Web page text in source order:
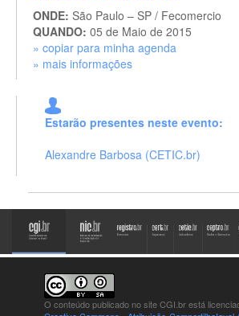
ONDE: São Paulo – SP / Fecomercio
QUANDO: 05 de Maio de 2015
» copiar para minha agenda
» mais informações
Estarão presentes neste evento:
Alexandre Barbosa (CETIC.br)
O conteúdo publicado no site CGI.br está